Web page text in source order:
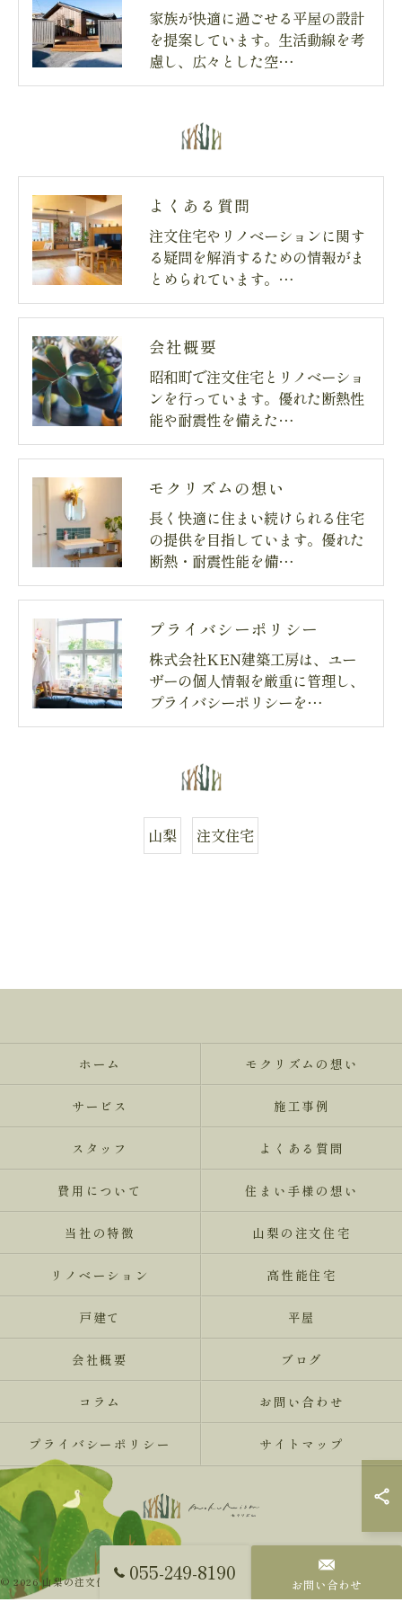
家族が快適に過ごせる平屋の設計
を提案しています。生活動線を考
慮し、広々とした空…
よくある質問
注文住宅やリノベーションに関す
る疑問を解消するための情報がま
とめられています。…
会社概要
昭和町で注文住宅とリノベーショ
ンを行っています。優れた断熱性
能や耐震性を備えた…
モクリズムの想い
長く快適に住まい続けられる住宅
の提供を目指しています。優れた
断熱・耐震性能を備…
プライバシーポリシー
株式会社KEN建築工房は、ユー
ザーの個人情報を厳重に管理し、
プライバシーポリシーを…
山梨 注文住宅
055-249-8190 お問い合わせ
ホーム モクリズムの想い
サービス 施工事例
スタッフ よくある質問
費用について 住まい手様の想い
当社の特徴 山梨の注文住宅
リノベーション 高性能住宅
戸建て 平屋
会社概要 ブログ
コラム お問い合わせ
プライバシーポリシー サイトマップ
© 2026 山梨の注文住宅ならMokureismモクリズム ALL RIGHTS RESERVED.